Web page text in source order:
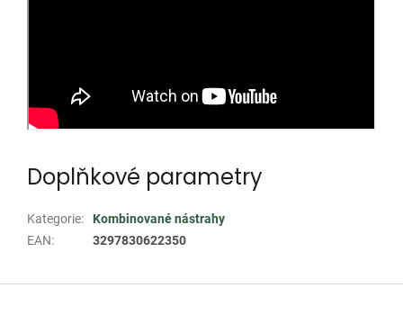
Doplňkové parametry
Kategorie:
Kombinované nástrahy
EAN: 3297830622350
Z